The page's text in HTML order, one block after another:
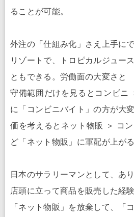
ることが可能。
外注の「仕組み化」さえ上手に
リゾートで、トロピカルジュー
ともできる。労働面の大変さと
守備範囲だけを見るとコンビ
に「コンビニバイト」の方が大
価を考えるとネット物販 ＞ コ
ど「ネット物販」に軍配が上がる
日本のサラリーマンとして、あ
店頭に立って商品を販売した経
「ネット物販」を放棄して、「